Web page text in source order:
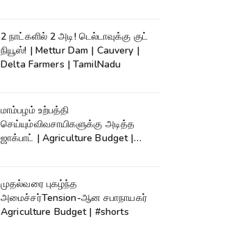
2 நாட்களில் 2 அடி! டெல்டாவுக்கு குட்
நியூஸ்! | Mettur Dam | Cauvery |
Delta Farmers | TamilNadu
மாம்பழம் உற்பத்தி
செய்யும்விவசாயிகளுக்கு அடித்த
ஜாக்பாட் | Agriculture Budget |
முதல்வரை புகழ்ந்த
அமைச்சர்Tension-ஆன சபாநாயகர்
Agriculture Budget | #shorts